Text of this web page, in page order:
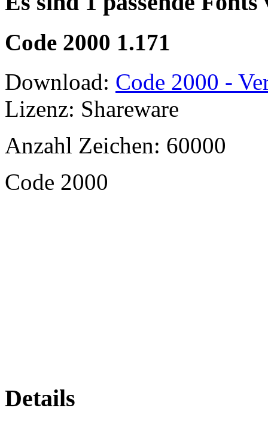
Code 2000 1.171
Download: Code 2000 -
Lizenz: Shareware
Anzahl Zeichen: 60000
Code 2000
Details